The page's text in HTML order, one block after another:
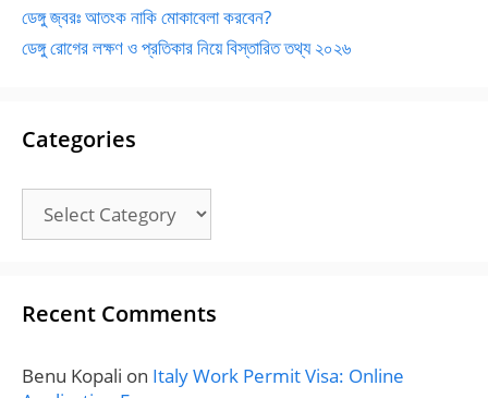
ডেঙ্গু জ্বরঃ আতংক নাকি মোকাবেলা করবেন?
ডেঙ্গু রোগের লক্ষণ ও প্রতিকার নিয়ে বিস্তারিত তথ্য ২০২৬
Categories
Recent Comments
Benu Kopali on Italy Work Permit Visa: Online